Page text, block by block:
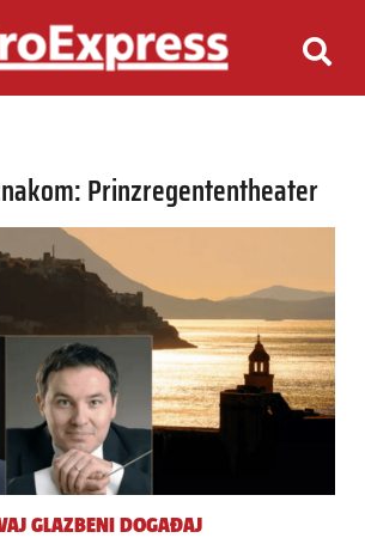
Prinzregententheater
GLAZBENI DOGAĐAJ